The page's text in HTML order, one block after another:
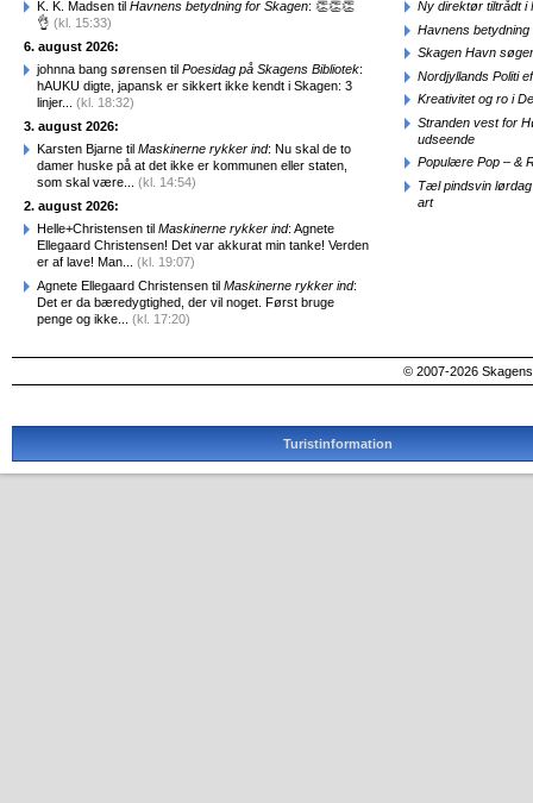
K. K. Madsen til Havnens betydning for Skagen: 👏👏👏
👌 (kl. 15:33)
6. august 2026:
johnna bang sørensen til Poesidag på Skagens Bibliotek:
hAUKU digte, japansk er sikkert ikke kendt i Skagen: 3
linjer... (kl. 18:32)
3. august 2026:
Karsten Bjarne til Maskinerne rykker ind: Nu skal de to
damer huske på at det ikke er kommunen eller staten,
som skal være... (kl. 14:54)
2. august 2026:
Helle+Christensen til Maskinerne rykker ind: Agnete
Ellegaard Christensen! Det var akkurat min tanke! Verden
er af lave! Man... (kl. 19:07)
Agnete Ellegaard Christensen til Maskinerne rykker ind:
Det er da bæredygtighed, der vil noget. Først bruge
penge og ikke... (kl. 17:20)
Ny direktør tiltrådt i
Havnens betydning
Skagen Havn
Nordjyllands Politi
Kreativitet og ro i
Stranden vest for
udseende
Populære Pop – &
Tæl pindsvin
art
© 2007-2026
Turistinformation